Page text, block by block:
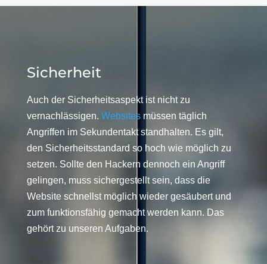
Sicherheit
Auch der Sicherheitsaspekt ist nicht zu
vernachlässigen. Websitesmüssen täglich
Angriffen im Sekundentakt standhalten. Es gilt,
den Sicherheitsstandard so hoch wie möglich zu
setzen. Sollte den Hackern dennoch ein Angriff
gelingen, muss sichergestellt sein, dass die
Website schnellst möglich wieder gesäubert und
zum funktionsfähig gemacht werden kann. Das
gehört zu unseren Aufgaben.